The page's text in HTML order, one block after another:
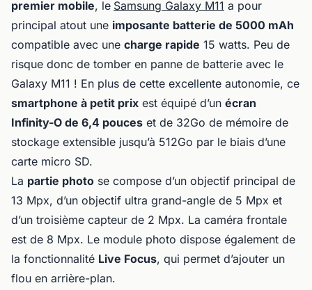
premier mobile, le Samsung Galaxy M11 a pour
principal atout une imposante batterie de 5000 mAh
compatible avec une charge rapide 15 watts. Peu de
risque donc de tomber en panne de batterie avec le
Galaxy M11 ! En plus de cette excellente autonomie, ce
smartphone à petit prix est équipé d’un écran
Infinity-O de 6,4 pouces et de 32Go de mémoire de
stockage extensible jusqu’à 512Go par le biais d’une
carte micro SD.
La partie photo se compose d’un objectif principal de
13 Mpx, d’un objectif ultra grand-angle de 5 Mpx et
d’un troisième capteur de 2 Mpx. La caméra frontale
est de 8 Mpx. Le module photo dispose également de
la fonctionnalité Live Focus, qui permet d’ajouter un
flou en arrière-plan.